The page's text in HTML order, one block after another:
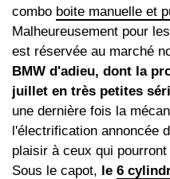
combo boite manuelle et
Malheureusement pour
est réservée au marché
BMW d'adieu, dont la
juillet en très petites
une dernière fois la
l'électrification annoncée
plaisir à ceux qui pourront
Sous le capot, le 6